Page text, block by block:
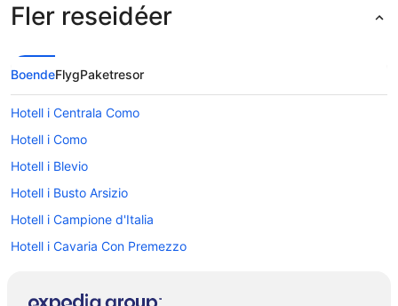
Fler reseidéer
BoendeFlygPaketresor
Hotell i Centrala Como
Hotell i Como
Hotell i Blevio
Hotell i Busto Arsizio
Hotell i Campione d'Italia
Hotell i Cavaria Con Premezzo
Hotell i Cerro